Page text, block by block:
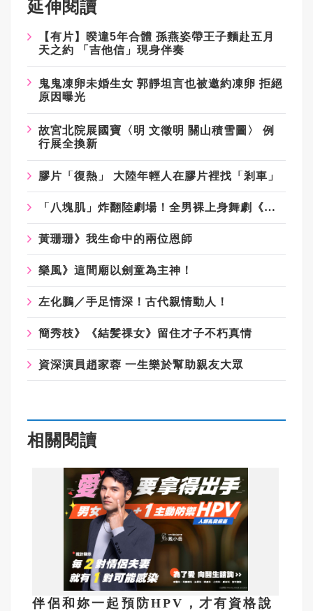
延伸閱讀
【有片】暌違5年合體 孫燕姿帶王子麵赴五月
天之約
「吉他信」現身伴奏
鬼鬼凍卵未婚生女 郭靜坦言也被邀約凍卵 拒絕
原因曝光
故宮北院展國寶〈明 文徵明 關山積雪圖〉
例
行展全換新
膠片「復熱」 大陸年輕人在膠片裡找「剎車」
「八塊肌」炸翻陸劇場！全男裸上身舞劇《嘆春風》吸金破億 女觀眾狂喊：終於懂武則天
黃珊珊》我生命中的兩位恩師
樂風》這間廟以劍童為主神！
左化鵬／手足情深！古代親情動人！
簡秀枝》《結髪祼女》留住才子不朽真情
資深演員趙家蓉 一生樂於幫助親友大眾
相關閱讀
伴侶和妳一起預防HPV，才有資格說